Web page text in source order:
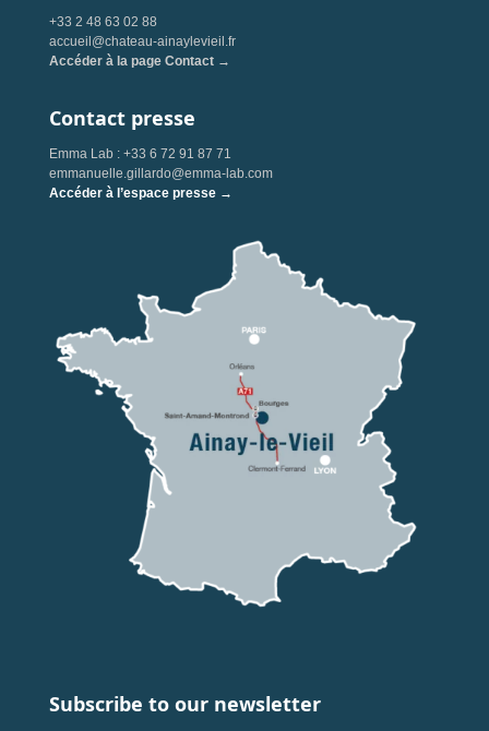
+33 2 48 63 02 88
accueil@chateau-ainaylevieil.fr
Accéder à la page Contact →
Contact presse
Emma Lab : +33 6 72 91 87 71
emmanuelle.gillardo@emma-lab.com
Accéder à l’espace presse →
Subscribe to our newsletter